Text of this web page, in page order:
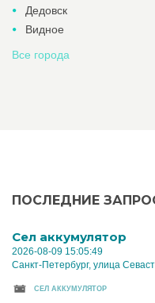
Дедовск
Видное
Все города
ПОСЛЕДНИЕ
Cел аккумулятор
2026-08-09 15:05:49
Санкт-Петербург, улица
CЕЛ АККУМУЛЯТОР